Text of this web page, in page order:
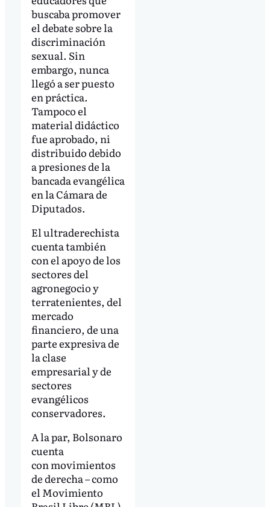
buscaba promover
el debate sobre la
discriminación
sexual. Sin
embargo, nunca
llegó a ser puesto
en práctica.
Tampoco el
material didáctico
fue aprobado, ni
distribuido debido
a presiones de la
bancada evangélica
en la Cámara de
Diputados.
El ultraderechista
cuenta también
con el apoyo de los
sectores del
agronegocio y
terratenientes, del
mercado
financiero, de una
parte expresiva de
la clase
empresarial y de
sectores
evangélicos
conservadores.
A la par, Bolsonaro
cuenta
con movimientos
de derecha – como
el Movimiento